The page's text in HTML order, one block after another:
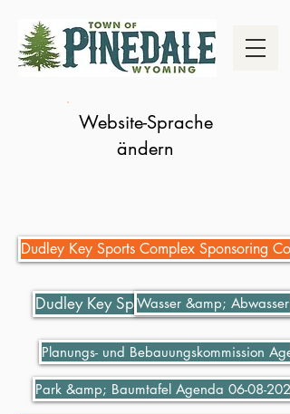
Dudley Key Sports Complex Sponsoring
Dudley Key Sports Complex
Wasser &amp; Abwasser
Planungs- und Bebauungskommission
Website-Sprache
ändern
Park &amp; Baumtafel Agenda 06-08-2021